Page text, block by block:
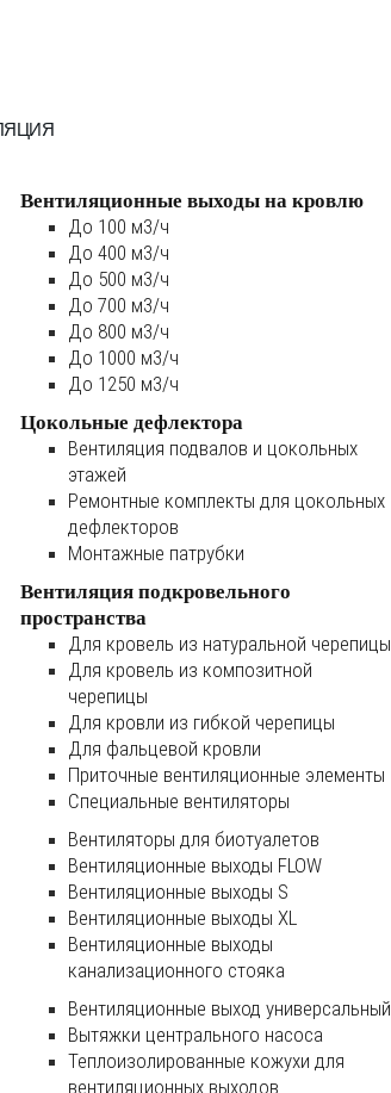
Вентиляционные выходы на кровлю
До 100 м3/ч
До 400 м3/ч
До 500 м3/ч
До 700 м3/ч
До 800 м3/ч
До 1000 м3/ч
До 1250 м3/ч
Цокольные дефлектора
Вентиляция подвалов и цокольных
этажей
Ремонтные комплекты для цокольных
дефлекторов
Монтажные патрубки
Вентиляция подкровельного
пространства
Для кровель из натуральной черепицы
Для кровель из композитной
черепицы
Для кровли из гибкой черепицы
Для фальцевой кровли
Приточные вентиляционные элементы
Специальные вентиляторы
Вентиляторы для биотуалетов
Вентиляционные выходы FLOW
Вентиляционные выходы S
Вентиляционные выходы XL
Вентиляционные выходы
канализационного стояка
Вентиляционные выход универсальный
Вытяжки центрального насоса
Теплоизолированные кожухи для
вентиляционных выходов